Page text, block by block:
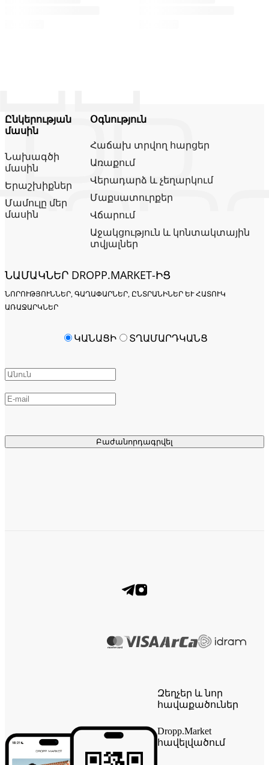
Ընկերության
մասին
Նախագծի
մասին
Երաշխիքներ
Մամուլը մեր
մասին
Օգնություն
Հաճախ տրվող հարցեր
Առաքում
Վերադարձ և չեղարկում
Մաքսատուրքեր
Վճարում
Աջակցություն և կոնտակտային
տվյալներ
ՆԱՄԱԿՆԵՐ DROPP.MARKET-ԻՑ
ՆՈՐՈՒԹՅՈՒՆՆԵՐ, ԳԱՂԱՓԱՐՆԵՐ, ԸՆՏՐԱՆԻՆԵՐ ԵՒ ՀԱՏՈՒԿ Ա
ՌԱՋԱՐԿՆԵՐ
Բաժանորդագրվել
ԿԱՆԱՑԻ ՏՂԱՄԱՐԴԿԱՆՑ
Զեղչեր և նոր
հավաքածուներ
Dropp.Market
հավելվածում